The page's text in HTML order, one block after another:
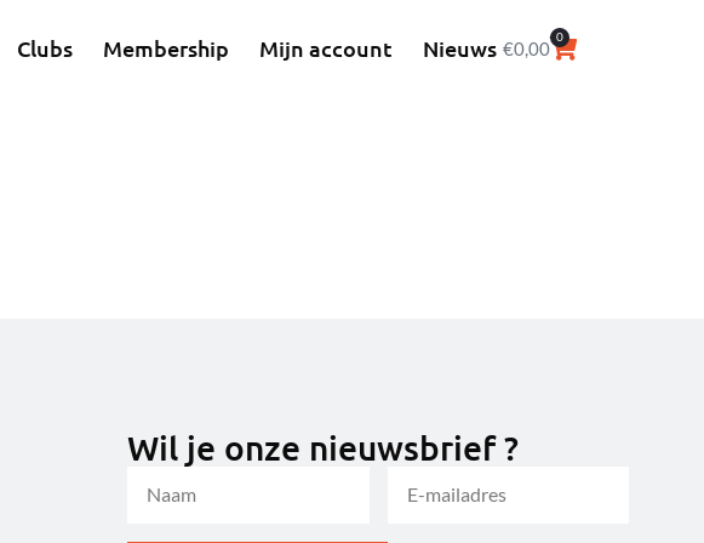
Clubs Membership Mijn account Nieuws €0,00
0
Wil je onze nieuwsbrief ?